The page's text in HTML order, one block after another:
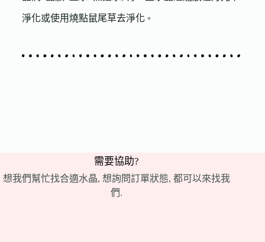
淨化或使用燒點鼠尾草去淨化。
需要協助?
想我們幫忙找合適水晶, 想詢問訂單狀態, 都可以來找我
們.